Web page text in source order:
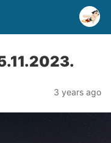
3 years ago